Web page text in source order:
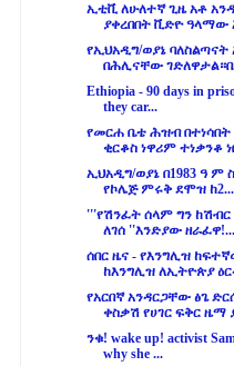
ኢቲቪ ለሁለተኛ ጊዜ አቶ
ያቀረበበት ቪድዮ ዓላማው
የኢህአዲግ/ወያኔ
በሕሊናቸው
Ethiopia - 90 days in
they car...
የመርሐ ቤቴ ሕዝብ በተነሳበት
ቂርቆስ ነዋሪም ተነቃንቆ
ኢህአዲግ/ወያኔ በ1983 ዓ ም
የኮሌጅ ምሩቅ ደሞዝ ከ2...
'''የሽንፈት ሰላም ግን
ለገሰ ''እንድያው ዘራፈዋ!...
ሰበር ዜና - የእንግሊዝ
ከእንግሊዝ ለኢትዮጵያ
የአርበኛ አንዳርጋቸው ፅጌ
ቀስቃሽ የሀገር ፍቅር ዜማ
ንቁ! wake up! activist
why she ...